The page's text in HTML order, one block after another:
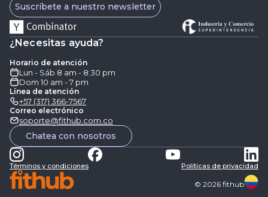
Suscríbete a nuestro newsletter
¿Necesitas ayuda?
Horario de atención
Lun - Sáb 8 am - 8:30 pm
Dom 10 am - 7 pm
Línea de atención
+57 (317) 366-7567
Correo electrónico
soporte@fithub.com.co
Chatea con nosotros
Términos y condiciones Politicas de privacidad
© 2026 fithub